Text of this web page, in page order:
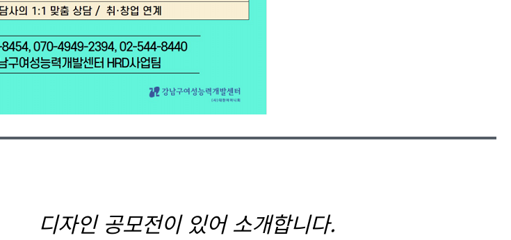
디자인 공모전이 있어 소개합니다.